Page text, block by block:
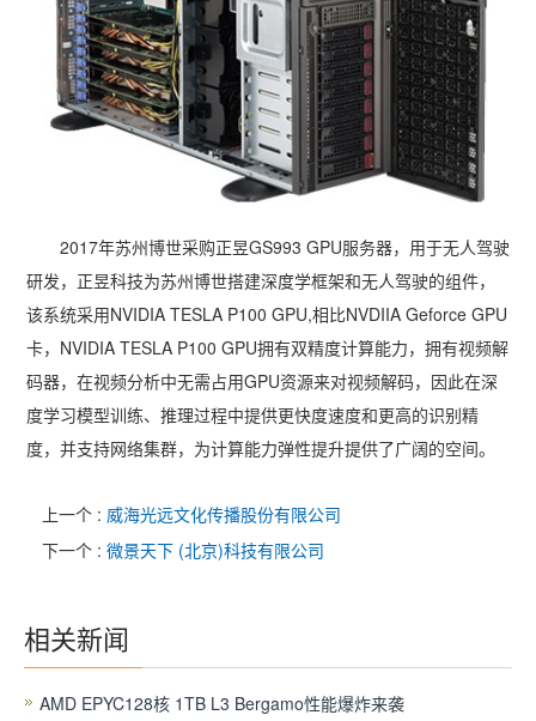
2017年苏州博世采购正昱GS993 GPU服务器，用于无人驾驶
研发，正昱科技为苏州博世搭建深度学框架和无人驾驶的组件，
该系统采用NVIDIA TESLA P100 GPU,相比NVDIIA Geforce GPU
卡， NVIDIA TESLA P100 GPU拥有双精度计算能力，拥有视频解
码器，在视频分析中无需占用GPU资源来对视频解码，因此在深
度学习模型训练、推理过程中提供更快度速度和更高的识别精
度，并支持网络集群，为计算能力弹性提升提供了广阔的空间。
上一个 : 威海光远文化传播股份有限公司
下一个 : 微景天下 (北京)科技有限公司
相关新闻
AMD EPYC128核 1TB L3 Bergamo性能爆炸来袭